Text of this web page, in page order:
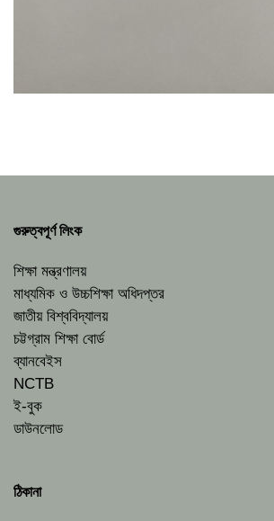
গুরুত্বপূর্ণ লিংক
শিক্ষা মন্ত্রণালয়
মাধ্যমিক ও উচ্চশিক্ষা অধিদপ্তর
জাতীয় বিশ্ববিদ্যালয়
চট্টগ্রাম শিক্ষা বোর্ড
ব্যানবেইস
NCTB
ই-বুক
ডাউনলোড
ঠিকানা